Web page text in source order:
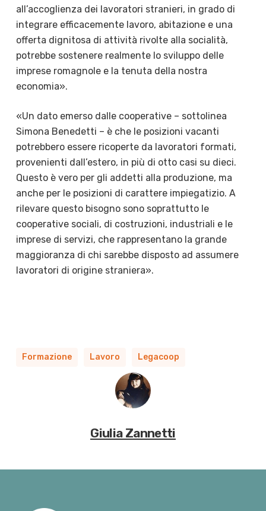
all’accoglienza dei lavoratori stranieri, in grado di
integrare efficacemente lavoro, abitazione e una
offerta dignitosa di attività rivolte alla socialità,
potrebbe sostenere realmente lo sviluppo delle
imprese romagnole e la tenuta della nostra
economia».
«Un dato emerso dalle cooperative – sottolinea
Simona Benedetti – è che le posizioni vacanti
potrebbero essere ricoperte da lavoratori formati,
provenienti dall’estero, in più di otto casi su dieci.
Questo è vero per gli addetti alla produzione, ma
anche per le posizioni di carattere impiegatizio. A
rilevare questo bisogno sono soprattutto le
cooperative sociali, di costruzioni, industriali e le
imprese di servizi, che rappresentano la grande
maggioranza di chi sarebbe disposto ad assumere
lavoratori di origine straniera».
Formazione Lavoro Legacoop
Giulia Zannetti